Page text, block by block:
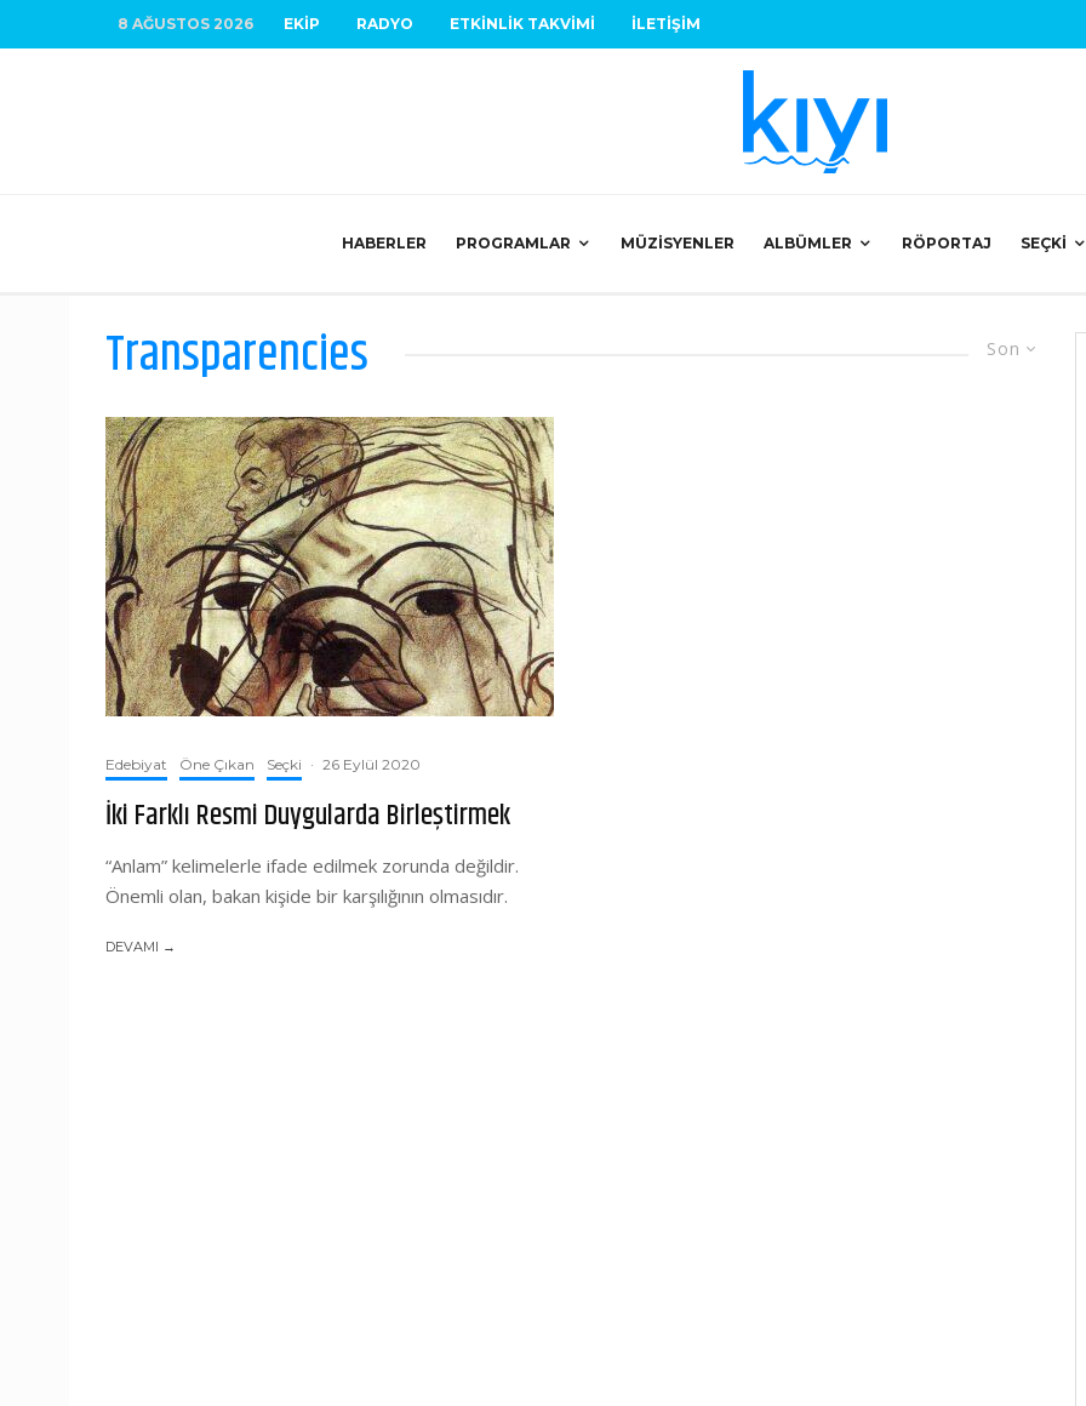
8 AĞUSTOS 2026 EKIP RADYO ETKINLIK TAKVIMI İLETIŞIM
HABERLER PROGRAMLAR MÜZISYENLER ALBÜMLER RÖPORTAJ SEÇKI
Son
Transparencies
Edebiyat Öne Çıkan Seçki · 26 Eylül 2020
İki Farklı Resmi Duygularda Birleştirmek
“Anlam” kelimelerle ifade edilmek zorunda değildir.
Önemli olan, bakan kişide bir karşılığının olmasıdır.
DEVAMI →